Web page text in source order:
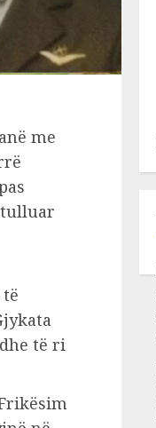
me
të ri